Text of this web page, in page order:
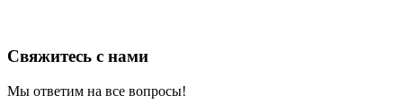
Свяжитесь с нами
Мы ответим на все вопросы!